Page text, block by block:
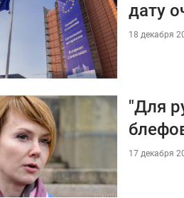
дату
18 декабря
"Для
17 декабря